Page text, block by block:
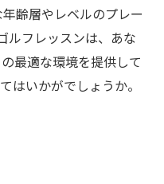
齢層やレベルのプレー
ルフレッスンは、あな
最適な環境を提供して
はいかがでしょうか。